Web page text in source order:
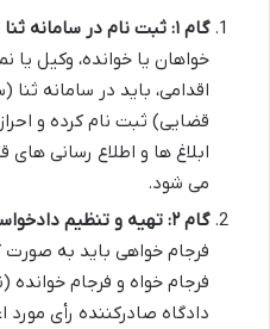
گام ۱: ثبت نام در سامانه ثنا و احراز هویت:
خواهان یا خوانده، وکیل یا
اقدامی، باید در سامانه ثنا
قضایی) ثبت نام کرده و
ابلاغ ها و اطلاع رسانی
می شود.
گام ۲: تهیه و تنظیم دادخواست فرجام خواهی:
فرجام خواهی باید به
فرجام خواه و فرجام خوانده
دادگاه صادرکننده رأی مورد